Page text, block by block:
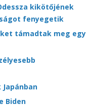
kikötőjének
fenyegetik
támadtak meg egy
Biden